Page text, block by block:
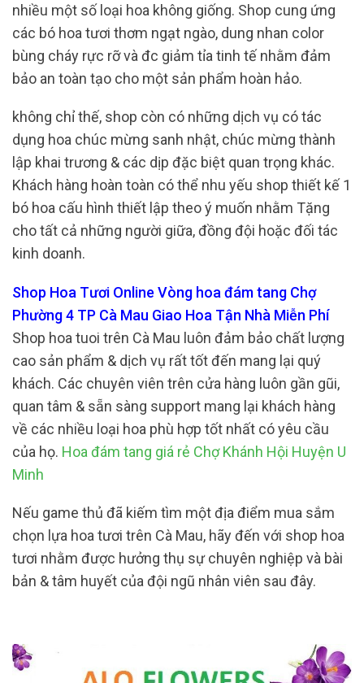
nhiều một số loại hoa không giống. Shop cung ứng
các bó hoa tươi thơm ngạt ngào, dung nhan color
bùng cháy rực rỡ và đc giảm tỉa tinh tế nhằm đảm
bảo an toàn tạo cho một sản phẩm hoàn hảo.
không chỉ thế, shop còn có những dịch vụ có tác
dụng hoa chúc mừng sanh nhật, chúc mừng thành
lập khai trương & các dịp đặc biệt quan trọng khác.
Khách hàng hoàn toàn có thể nhu yếu shop thiết kế 1
bó hoa cấu hình thiết lập theo ý muốn nhằm Tặng
cho tất cả những người giữa, đồng đội hoặc đối tác
kinh doanh.
Shop Hoa Tươi Online Vòng hoa đám tang Chợ
Phường 4 TP Cà Mau Giao Hoa Tận Nhà Miễn Phí
Shop hoa tuoi trên Cà Mau luôn đảm bảo chất lượng
cao sản phẩm & dịch vụ rất tốt đến mang lại quý
khách. Các chuyên viên trên cửa hàng luôn gần gũi,
quan tâm & sẵn sàng support mang lại khách hàng
về các nhiều loại hoa phù hợp tốt nhất có yêu cầu
của họ. Hoa đám tang giá rẻ Chợ Khánh Hội Huyện U
Minh
Nếu game thủ đã kiếm tìm một địa điểm mua sắm
chọn lựa hoa tươi trên Cà Mau, hãy đến với shop hoa
tươi nhằm được hưởng thụ sự chuyên nghiệp và bài
bản & tâm huyết của đội ngũ nhân viên sau đây.